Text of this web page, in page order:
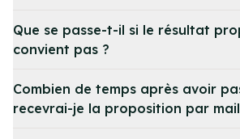
Que se passe-t-il si le résultat
convient pas ?
Combien de temps après avoir
recevrai-je la proposition par